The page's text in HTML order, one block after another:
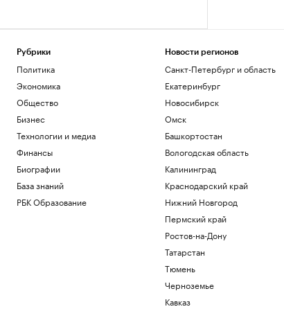
Рубрики
Политика
Экономика
Общество
Бизнес
Технологии и медиа
Финансы
Биографии
База знаний
РБК Образование
Новости регионов
Санкт-Петербург и область
Екатеринбург
Новосибирск
Омск
Башкортостан
Вологодская область
Калининград
Краснодарский край
Нижний Новгород
Пермский край
Ростов-на-Дону
Татарстан
Тюмень
Черноземье
Кавказ